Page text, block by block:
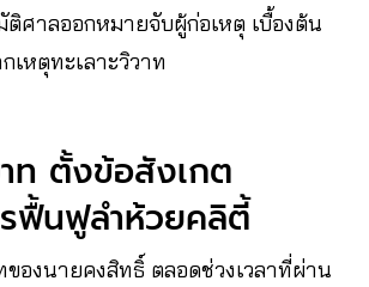
ติศาลออกหมายจับผู้ก่อเหตุ เบื้องต้น
เหตุทะเลาะวิวาท
ท ตั้งข้อสังเกต
ฟื้นฟูลำห้วยคลิตี้
องนายคงสิทธิ์ ตลอดช่วงเวลาที่ผ่าน